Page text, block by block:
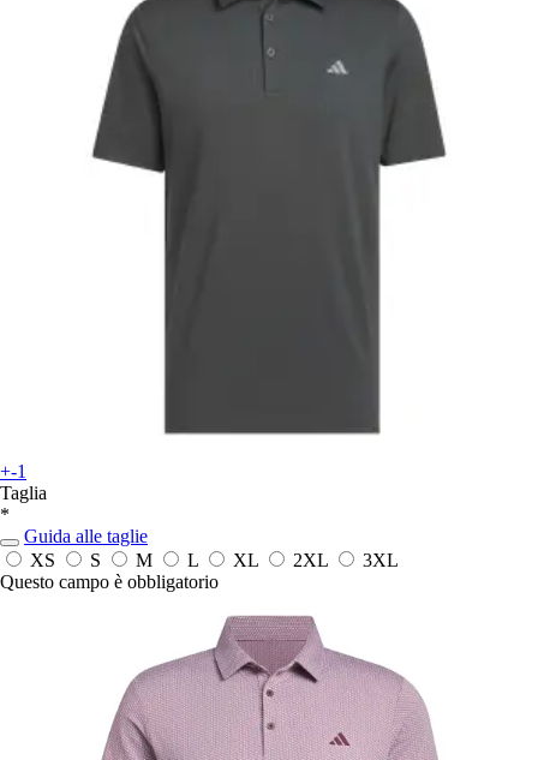
+-1
Taglia
*
Guida alle taglie
XS
S M L XL 2XL
3XL
Questo campo è obbligatorio